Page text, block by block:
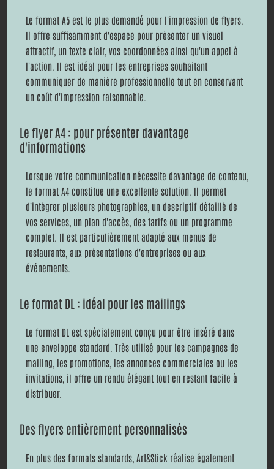
Le format A5 est le plus demandé pour l'impression de flyers.
Il offre suffisamment d'espace pour présenter un visuel
attractif, un texte clair, vos coordonnées ainsi qu'un appel à
l'action. Il est idéal pour les entreprises souhaitant
communiquer de manière professionnelle tout en conservant
un coût d'impression raisonnable.
Le flyer A4 : pour présenter davantage
d'informations
Lorsque votre communication nécessite davantage de contenu,
le format A4 constitue une excellente solution. Il permet
d'intégrer plusieurs photographies, un descriptif détaillé de
vos services, un plan d'accès, des tarifs ou un programme
complet. Il est particulièrement adapté aux menus de
restaurants, aux présentations d'entreprises ou aux
événements.
Le format DL : idéal pour les mailings
Le format DL est spécialement conçu pour être inséré dans
une enveloppe standard. Très utilisé pour les campagnes de
mailing, les promotions, les annonces commerciales ou les
invitations, il offre un rendu élégant tout en restant facile à
distribuer.
Des flyers entièrement personnalisés
En plus des formats standards, Art&Stick réalise également